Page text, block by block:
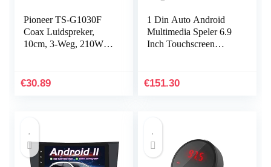
Pioneer TS-G1030F
Coax Luidspreker,
10cm, 3-Weg, 210W,
€30.89
1 Din Auto Android
Multimedia Speler 6.9
Inch Touchscreen
WiFi Universele 1din
€151.30